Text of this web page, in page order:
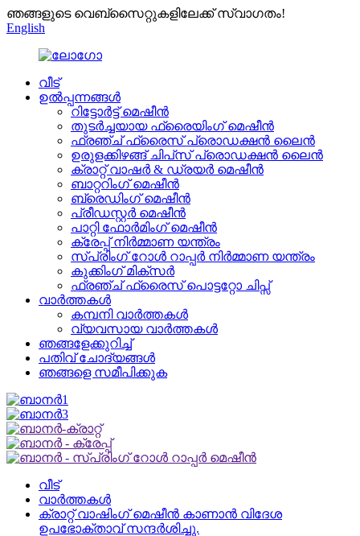
ഞങ്ങളുടെ വെബ്സൈറ്റുകളിലേക്ക് സ്വാഗതം!
English
വീട്
ഉൽപ്പന്നങ്ങൾ
റിട്ടോർട്ട് മെഷീൻ
തുടർച്ചയായ ഫ്രൈയിംഗ് മെഷീൻ
ഫ്രഞ്ച് ഫ്രൈസ് പ്രൊഡക്ഷൻ ലൈൻ
ഉരുളക്കിഴങ്ങ് ചിപ്‌സ് പ്രൊഡക്ഷൻ ലൈൻ
ക്രാറ്റ് വാഷർ & ഡ്രയർ മെഷീൻ
ബാറ്ററിംഗ് മെഷീൻ
ബ്രെഡിംഗ് മെഷീൻ
പ്രീഡസ്റ്റർ മെഷീൻ
പാറ്റി ഫോർമിംഗ് മെഷീൻ
ക്രേപ്പ് നിർമ്മാണ യന്ത്രം
സ്പ്രിംഗ് റോൾ റാപ്പർ നിർമ്മാണ യന്ത്രം
കുക്കിംഗ് മിക്സർ
ഫ്രഞ്ച് ഫ്രൈസ് പൊട്ടറ്റോ ചിപ്സ്
വാർത്തകൾ
കമ്പനി വാർത്തകൾ
വ്യവസായ വാർത്തകൾ
ഞങ്ങളേക്കുറിച്ച്
പതിവ് ചോദ്യങ്ങൾ
ഞങ്ങളെ സമീപിക്കുക
വീട്
വാർത്തകൾ
ക്രാറ്റ് വാഷിംഗ് മെഷീൻ കാണാൻ വിദേശ
ഉപഭോക്താവ് സന്ദർശിച്ചു.